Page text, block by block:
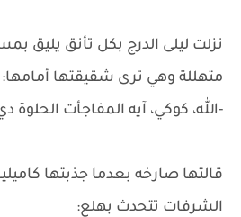
نزلت ليلى الدرج بكل تأنق يليق
متهللة وهي ترى شقيقتها أمامها:
-الله، كوكي، آيه المفاجأت الحلوة
قالتها صارخه بعدما جذبتها
الشرفات تتحدث بهلع: